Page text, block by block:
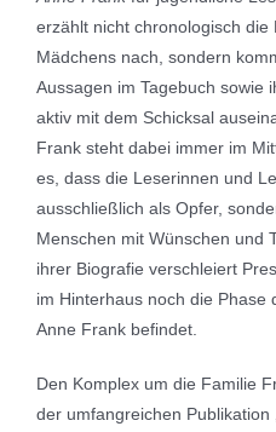
erzählt nicht chronologisch die
Mädchens nach, sondern
Aussagen im Tagebuch sowie
aktiv mit dem Schicksal
Frank steht dabei immer im
es, dass die Leserinnen und
ausschließlich als Opfer,
Menschen mit Wünschen und
ihrer Biografie verschleiert
im Hinterhaus noch die Phase
Anne Frank befindet.
Den Komplex um die Familie
der umfangreichen Publikation ‚